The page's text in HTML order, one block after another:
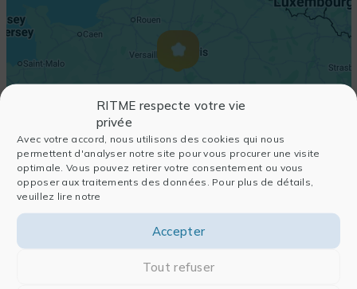
RITME respecte votre vie
privée
Avec votre accord, nous utilisons des cookies qui nous
permettent d'analyser notre site pour vous procurer une visite
optimale. Vous pouvez retirer votre consentement ou vous
opposer aux traitements des données. Pour plus de détails,
veuillez lire notre
Accepter
Tout refuser